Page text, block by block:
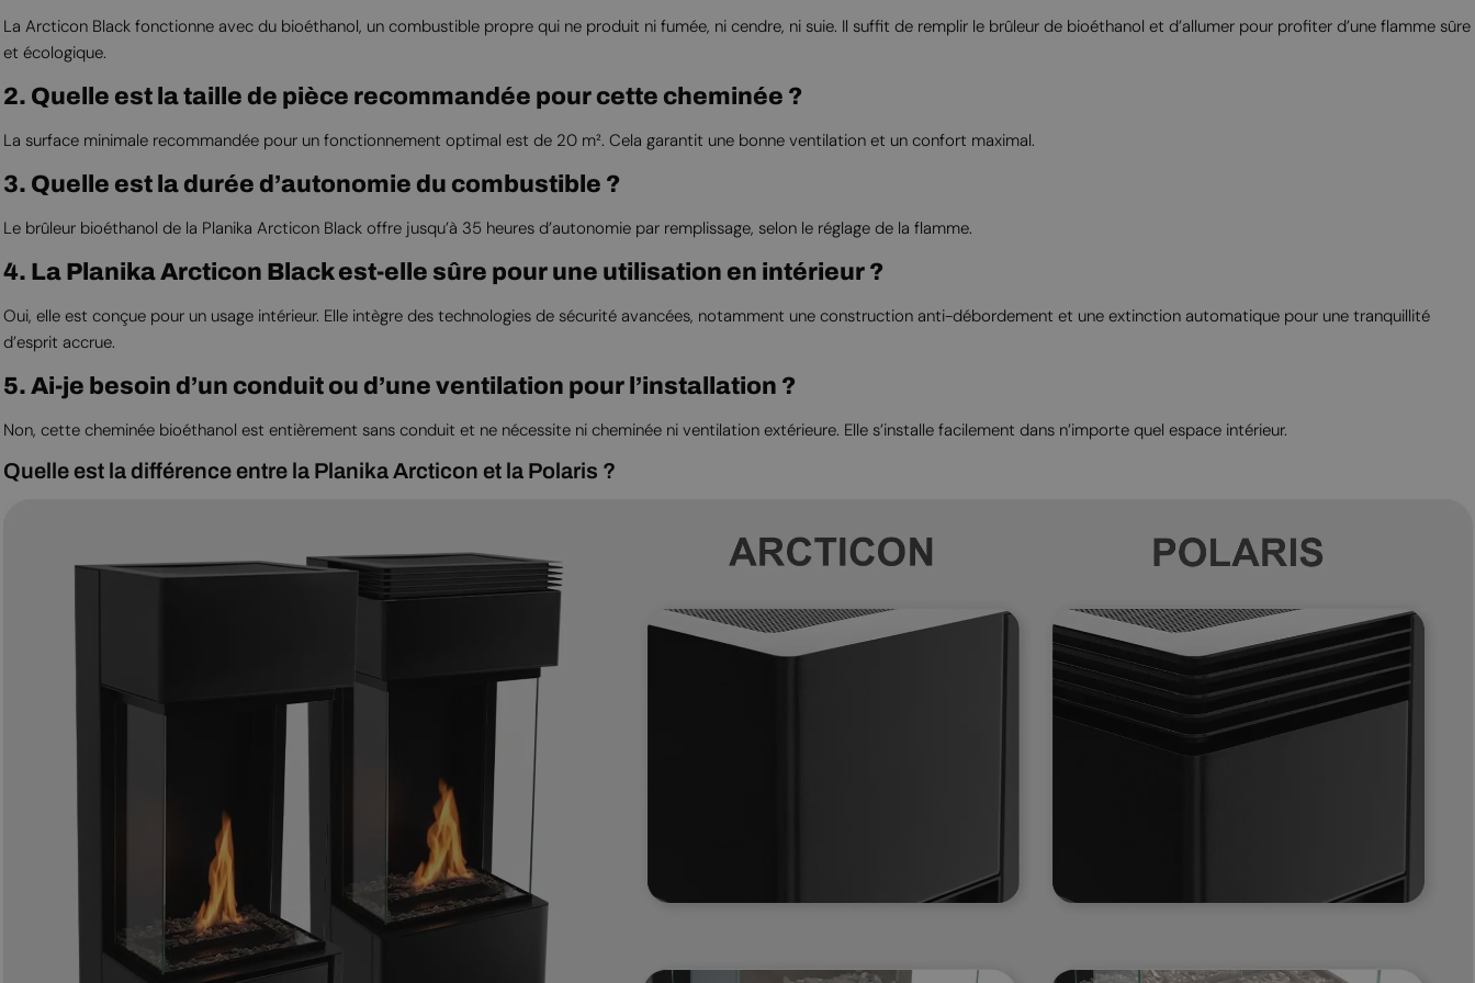
La Arcticon Black fonctionne avec du bioéthanol, un combustible propre qui ne produit ni fumée, ni cendre, ni suie. Il suffit de remplir le brûleur de bioéthanol et d’allumer pour profiter d’une flamme sûre
et écologique.
2. Quelle est la taille de pièce recommandée pour cette cheminée ?
La surface minimale recommandée pour un fonctionnement optimal est de 20 m². Cela garantit une bonne ventilation et un confort maximal.
3. Quelle est la durée d’autonomie du combustible ?
Le brûleur bioéthanol de la Planika Arcticon Black offre jusqu’à 35 heures d’autonomie par remplissage, selon le réglage de la flamme.
4. La Planika Arcticon Black est-elle sûre pour une utilisation en intérieur ?
Oui, elle est conçue pour un usage intérieur. Elle intègre des technologies de sécurité avancées, notamment une construction anti-débordement et une extinction automatique pour une tranquillité
d’esprit accrue.
5. Ai-je besoin d’un conduit ou d’une ventilation pour l’installation ?
Non, cette cheminée bioéthanol est entièrement sans conduit et ne nécessite ni cheminée ni ventilation extérieure. Elle s’installe facilement dans n’importe quel espace intérieur.
Quelle est la différence entre la Planika Arcticon et la Polaris ?